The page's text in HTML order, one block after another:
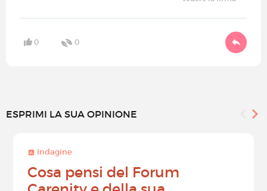
0 0
ESPRIMI LA SUA OPINIONE
Indagine
Cosa pensi del Forum